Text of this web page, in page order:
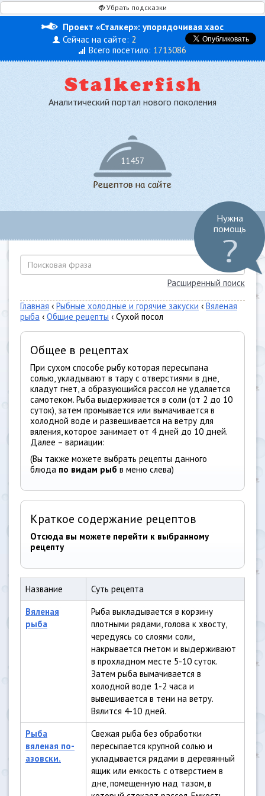
Убрать подсказки
Проект «Сталкер»: упорядочивая хаос
Сейчас на сайте: 2
Всего посетило: 1713086
Аналитический портал нового поколения
11457
Расширенный поиск
Главная ‹ Рыбные холодные и горячие закуски ‹ Вяленая
рыба ‹ Общие рецепты ‹ Сухой посол
Общее в рецептах
При сухом способе рыбу которая пересыпана
солью, укладывают в тару с отверстиями в дне,
кладут гнет, а образующийся рассол не удаляется
самотеком. Рыба выдерживается в соли (от 2 до 10
суток), затем промывается или вымачивается в
холодной воде и развешивается на ветру для
вяления, которое занимает от 4 дней до 10 дней.
Далее – вариации:
(Вы также можете выбрать рецепты данного
блюда по видам рыб в меню слева)
Краткое содержание рецептов
Отсюда вы можете перейти к выбранному
рецепту
Название
Суть рецепта
Вяленая
рыба
Рыба выкладывается в корзину
плотными рядами, голова к хвосту,
чередуясь со слоями соли,
накрывается гнетом и выдерживают
в прохладном месте 5-10 суток.
Затем рыба вымачивается в
холодной воде 1-2 часа и
вывешивается в тени на ветру.
Вялится 4-10 дней.
Рыба
вяленая по-
азовски.
Cвежая рыба без обработки
пересыпается крупной солью и
укладывается рядами в деревянный
ящик или емкость с отверстием в
дне, помещенную над тазом, в
Нужна
помощь